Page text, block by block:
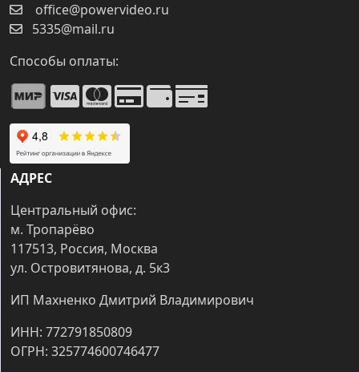
office@powervideo.ru
5335@mail.ru
Способы оплаты:
АДРЕС
Центральный офис:
м. Тропарёво
117513, Россия, Москва
ул. Островитянова, д. 5к3
ИП Махненко Дмитрий Владимирович
ИНН: 772791850809
ОГРН: 325774600746477